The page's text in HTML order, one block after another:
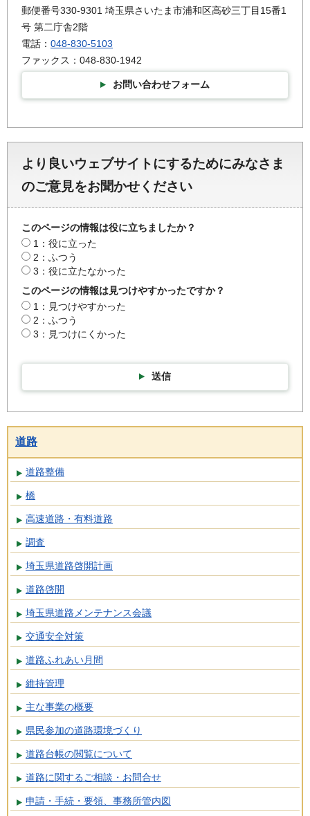
郵便番号330-9301 埼玉県さいたま市浦和区高砂三丁目15番1
号 第二庁舎2階
電話： 048-830-5103
ファックス：048-830-1942
お問い合わせフォーム
より良いウェブサイトにするためにみなさま
のご意見をお聞かせください
このページの情報は役に立ちましたか？
1：役に立った
2：ふつう
3：役に立たなかった
このページの情報は見つけやすかったですか？
1：見つけやすかった
2：ふつう
3：見つけにくかった
送信
道路
道路整備
橋
高速道路・有料道路
調査
埼玉県道路啓開計画
道路啓開
埼玉県道路メンテナンス会議
交通安全対策
道路ふれあい月間
維持管理
主な事業の概要
県民参加の道路環境づくり
道路台帳の閲覧について
道路に関するご相談・お問合せ
申請・手続・要領、事務所管内図